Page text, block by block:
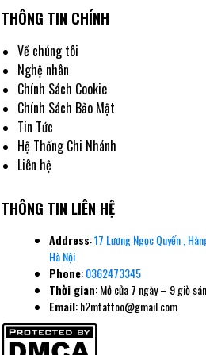
về hình xăm thánh giá
rỗi, lòng trắc ẩn và sức mạnh tinh thần.
hình xăm này luôn mang lại một vẻ đẹp uy
sự bình yên trong tâm trí.
THÔNG TIN CHÍNH
Về chúng tôi
Nghệ nhân
Chính Sách Cookie
Chính Sách Bảo Mật
Tin Tức
Hệ Thống Chi Nhánh
Liên hệ
THÔNG TIN LIÊN HỆ
Address:17 Lương Ngọc Quyến ,
Hà Nội
Phone:0362473345
Thời gian: Mở cửa 7 ngày – 9 giờ
Email: h2mtattoo@gmail.com